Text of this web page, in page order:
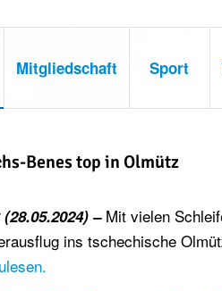
Mitgliedschaft Sport
Benes top in Olmütz
– Mit vielen
ins tschechische